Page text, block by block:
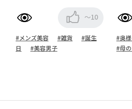
～10
#メンズ美容 #雑貨
#誕生
日
#美容男子
#奥
#母